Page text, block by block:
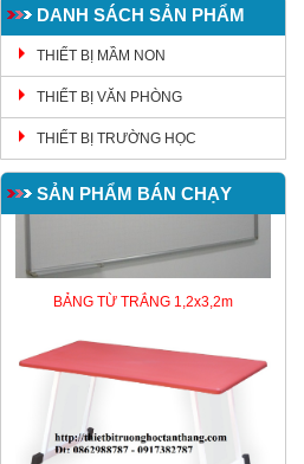
DANH SÁCH SẢN PHẨM
THIẾT BỊ MẦM NON
THIẾT BỊ VĂN PHÒNG
THIẾT BỊ TRƯỜNG HỌC
SẢN PHẨM BÁN CHẠY